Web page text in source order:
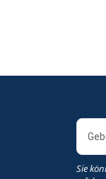
Sie